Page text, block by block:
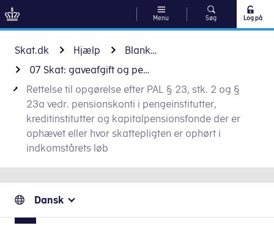
Gå til indhold
Menu Søg Log på
Skat.dk Hjælp
Blanketter
07 Skat: gaveafgift og pensioner
Rettelse til opgørelse efter PAL § 23, stk. 2 og §
23a vedr. pensionskonti i pengeinstitutter,
kreditinstitutter og kapitalpensionsfonde der er
ophævet eller hvor skattepligten er ophørt i
indkomstårets løb
Dansk